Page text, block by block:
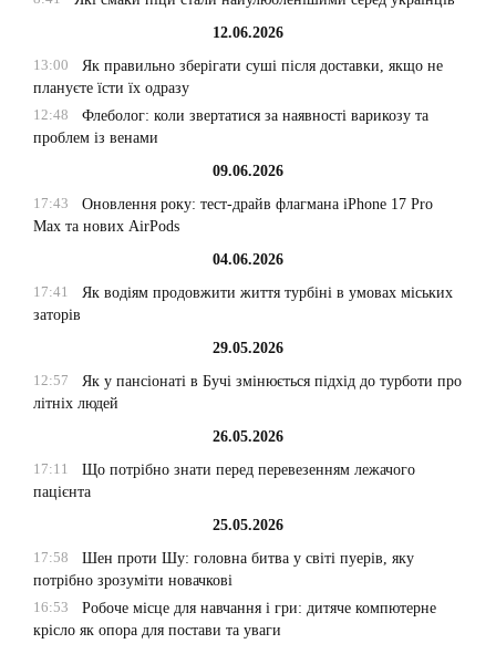
12.06.2026
13:00
Як правильно зберігати суші після доставки, якщо не
плануєте їсти їх одразу
12:48
Флеболог: коли звертатися за наявності варикозу та
проблем із венами
09.06.2026
17:43
Оновлення року: тест-драйв флагмана iPhone 17 Pro
Max та нових AirPods
04.06.2026
17:41
Як водіям продовжити життя турбіні в умовах міських
заторів
29.05.2026
12:57
Як у пансіонаті в Бучі змінюється підхід до турботи про
літніх людей
26.05.2026
17:11
Що потрібно знати перед перевезенням лежачого
пацієнта
25.05.2026
17:58
Шен проти Шу: головна битва у світі пуерів, яку
потрібно зрозуміти новачкові
16:53
Робоче місце для навчання і гри: дитяче компютерне
крісло як опора для постави та уваги